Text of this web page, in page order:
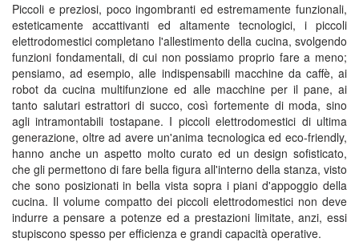
Piccoli e preziosi, poco ingombranti ed estremamente funzionali,
esteticamente accattivanti ed altamente tecnologici, i piccoli
elettrodomestici completano l'allestimento della cucina, svolgendo
funzioni fondamentali, di cui non possiamo proprio fare a meno;
pensiamo, ad esempio, alle indispensabili macchine da caffè, ai
robot da cucina multifunzione ed alle macchine per il pane, ai
tanto salutari estrattori di succo, così fortemente di moda, sino
agli intramontabili tostapane. I piccoli elettrodomestici di ultima
generazione, oltre ad avere un'anima tecnologica ed eco-friendly,
hanno anche un aspetto molto curato ed un design sofisticato,
che gli permettono di fare bella figura all'interno della stanza, visto
che sono posizionati in bella vista sopra i piani d'appoggio della
cucina. Il volume compatto dei piccoli elettrodomestici non deve
indurre a pensare a potenze ed a prestazioni limitate, anzi, essi
stupiscono spesso per efficienza e grandi capacità operative.